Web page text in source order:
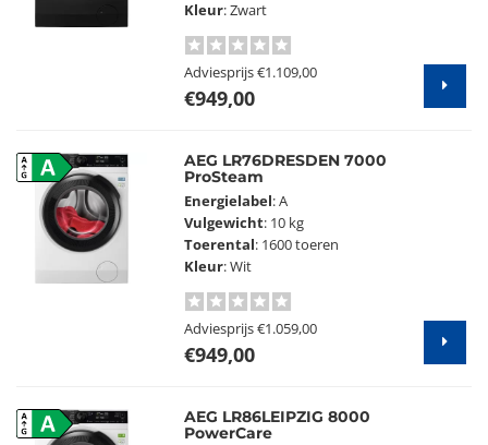
Kleur: Zwart
Adviesprijs€1.109,00
€949,00
AEG LR76DRESDEN 7000
ProSteam
Energielabel: A
Vulgewicht: 10 kg
Toerental: 1600 toeren
Kleur: Wit
Adviesprijs€1.059,00
€949,00
AEG LR86LEIPZIG 8000
PowerCare